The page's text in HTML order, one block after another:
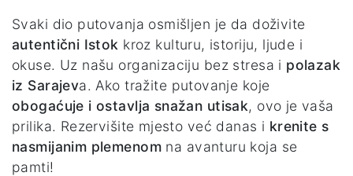
Svaki dio putovanja osmišljen je da doživite
autentični Istok kroz kulturu, istoriju, ljude i
okuse. Uz našu organizaciju bez stresa i polazak
iz Sarajeva. Ako tražite putovanje koje
obogaćuje i ostavlja snažan utisak, ovo je vaša
prilika. Rezervišite mjesto već danas i krenite s
nasmijanim plemenomna avanturu koja se
pamti!